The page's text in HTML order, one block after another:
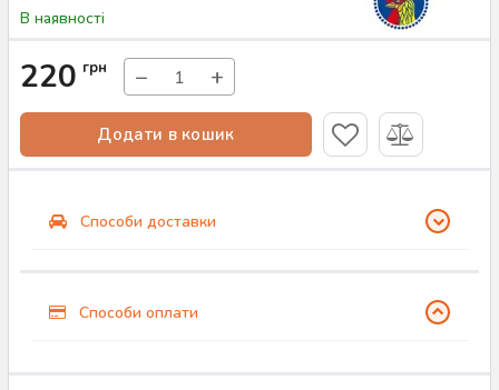
В наявності
220 грн − +
Додати в кошик
Способи доставки
Способи оплати